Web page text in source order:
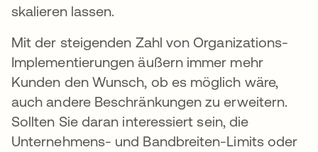
skalieren lassen.
Mit der steigenden Zahl von Organizations-
Implementierungen äußern immer mehr
Kunden den Wunsch, ob es möglich wäre,
auch andere Beschränkungen zu erweitern.
Sollten Sie daran interessiert sein, die
Unternehmens- und Bandbreiten-Limits oder